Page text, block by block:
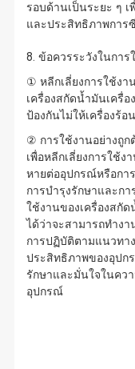
รอบด้านเป็นระยะ ๆ
และประสิทธิภาพกา
8. ข้อควรระวังในการ
① หลีกเลี่ยงการใช้งา
เครื่องสกัดน้ำมันเครื่อ
ป้องกันไม่ให้เครื่องร้
② การใช้งานอย่างถูก
เพื่อหลีกเลี่ยงการใช้ง
หายต่ออุปกรณ์หรือกา
การบำรุงรักษาและก
ใช้งานของเครื่องสกั
ได้ว่าจะสามารถทำง
การปฏิบัติตามแนวทา
ประสิทธิภาพของอุปก
รักษาและมั่นใจในคว
อุปกรณ์